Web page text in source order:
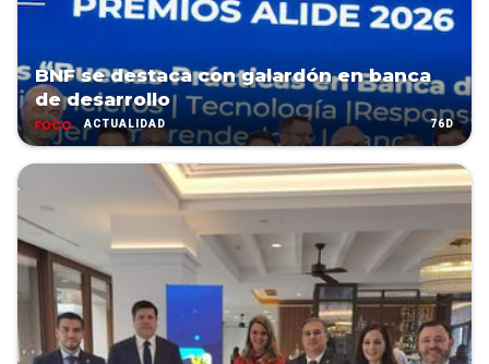
BNF se destaca con galardón en banca
de desarrollo
ACTUALIDAD 76D